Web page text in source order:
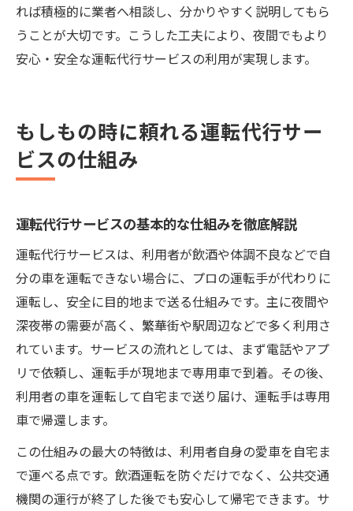
れば積極的に業者へ相談し、分かりやすく説明してもら
うことが大切です。こうした工夫により、夜間でもより
安心・安全な運転代行サービスの利用が実現します。
もしもの時に頼れる運転代行サー
ビスの仕組み
運転代行サービスの基本的な仕組みを徹底解説
運転代行サービスは、利用者が飲酒や体調不良などで自
分の車を運転できない場合に、プロの運転手が代わりに
運転し、安全に目的地まで送る仕組みです。主に夜間や
深夜帯の需要が高く、繁華街や駅周辺などで多く利用さ
れています。サービスの流れとしては、まず電話やアプ
リで依頼し、運転手が現地まで専用車で到着。その後、
利用者の車を運転して自宅まで送り届け、運転手は専用
車で帰還します。
この仕組みの最大の特徴は、利用者自身の愛車を自宅ま
で運べる点です。飲酒運転を防ぐだけでなく、公共交通
機関の運行が終了した後でも安心して帰宅できます。サ